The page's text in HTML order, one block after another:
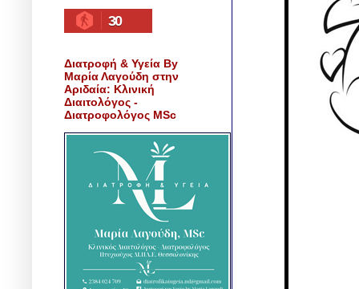
30
Διατροφή & Υγεία By
Μαρία Λαγούδη στην
Αριδαία: Κλινική
Διαιτολόγος -
Διατροφολόγος MSc